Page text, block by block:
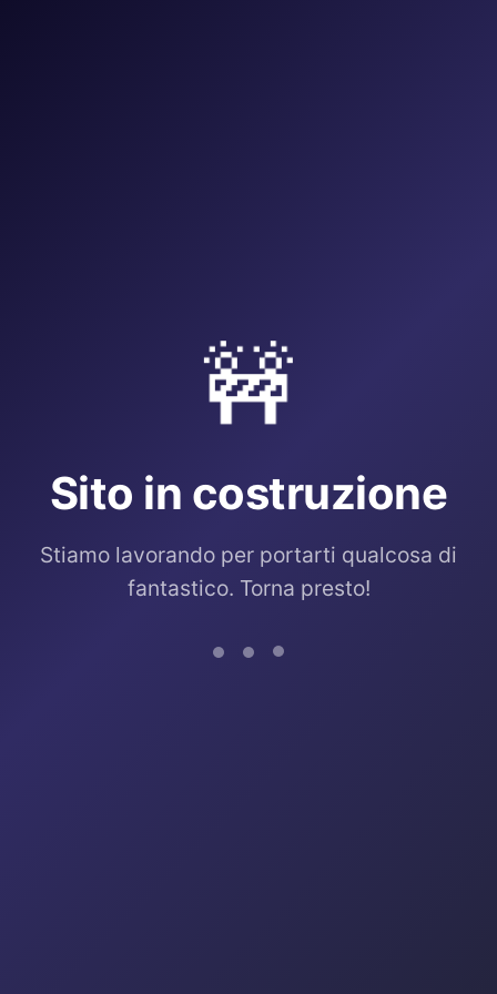
🚧
Sito in costruzione
Stiamo lavorando per portarti qualcosa di
fantastico. Torna presto!